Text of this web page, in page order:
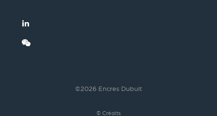
©2026 Encres Dubuit
© Crédits